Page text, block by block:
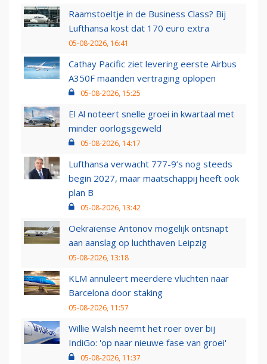
Raamstoeltje in de Business Class? Bij
Lufthansa kost dat 170 euro extra
05-08-2026, 16:41
Cathay Pacific ziet levering eerste Airbus
A350F maanden vertraging oplopen
05-08-2026, 15:25
El Al noteert snelle groei in kwartaal met
minder oorlogsgeweld
05-08-2026, 14:17
Lufthansa verwacht 777-9’s nog steeds
begin 2027, maar maatschappij heeft ook
plan B
05-08-2026, 13:42
Oekraïense Antonov mogelijk ontsnapt
aan aanslag op luchthaven Leipzig
05-08-2026, 13:18
KLM annuleert meerdere vluchten naar
Barcelona door staking
05-08-2026, 11:57
Willie Walsh neemt het roer over bij
IndiGo: 'op naar nieuwe fase van groei'
05-08-2026, 11:37